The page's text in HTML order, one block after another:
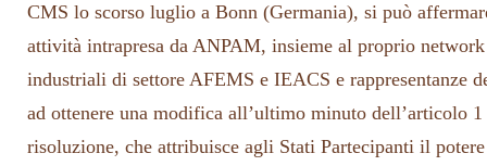
CMS lo scorso luglio a Bonn (Germania), si può
attività intrapresa da ANPAM, insieme al proprio
industriali di settore AFEMS e IEACS e rappresentanze
ad ottenere una modifica all’ultimo minuto dell’articolo
risoluzione, che attribuisce agli Stati Partecipanti il